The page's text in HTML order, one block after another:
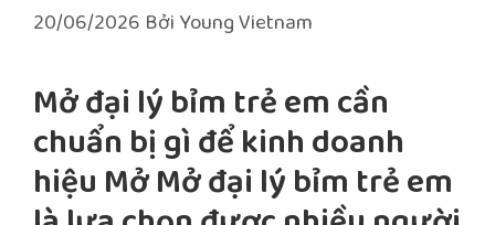
20/06/2026 Bởi Young Vietnam
Mở đại lý bỉm trẻ em cần
chuẩn bị gì để kinh doanh
hiệu Mở Mở đại lý bỉm trẻ em